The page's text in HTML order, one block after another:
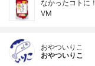
なかったコトに！
VM
おやついりこ
おやついりこ